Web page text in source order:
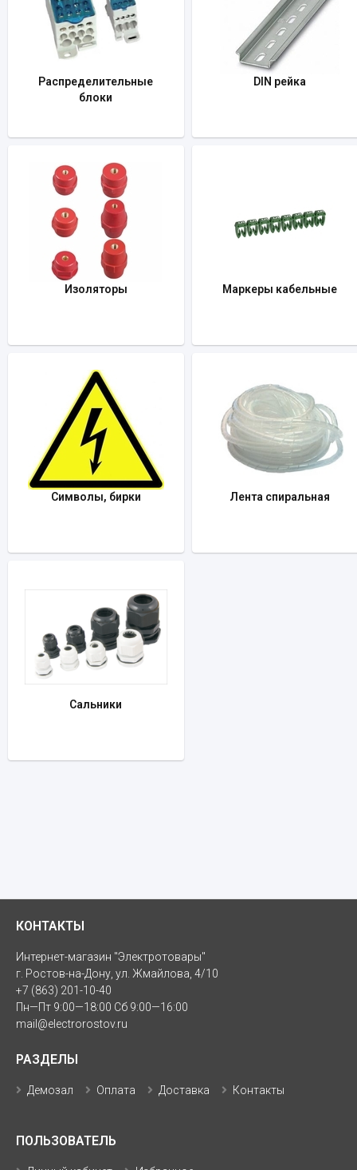
Распределительные
блоки
DIN рейка
Изоляторы Маркеры кабельные
Символы, бирки Лента спиральная
Сальники
КОНТАКТЫ
Интернет-магазин "Электротовары"
г. Ростов-на-Дону, ул. Жмайлова, 4/10
+7 (863) 201-10-40
Пн—Пт 9:00—18:00 Сб 9:00—16:00
mail@electrorostov.ru
РАЗДЕЛЫ
Демозал Оплата Доставка Контакты
ПОЛЬЗОВАТЕЛЬ